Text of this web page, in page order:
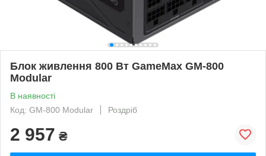
Блок живлення 800 Вт GameMax GM-800
Modular
В наявності
Код: GM-800 Modular
Роздріб
2 957 ₴